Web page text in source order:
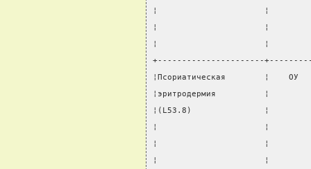
¦                      ¦
¦                      ¦
¦                      ¦
+----------------------
¦Псориатическая        ¦    ОУ
¦эритродермия          ¦
¦(L53.8)               ¦
¦                      ¦
¦                      ¦
¦                      ¦